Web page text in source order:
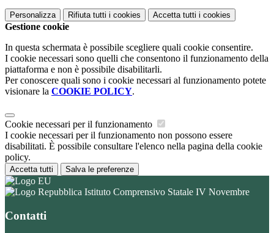
Personalizza Rifiuta tutti i cookies Accetta tutti i cookies
Gestione cookie
In questa schermata è possibile scegliere quali cookie consentire.
I cookie necessari sono quelli che consentono il funzionamento della
piattaforma e non è possibile disabilitarli.
Per conoscere quali sono i cookie necessari al funzionamento potete
visionare la COOKIE POLICY.
Cookie necessari per il funzionamento
I cookie necessari per il funzionamento non possono essere
disabilitati. È possibile consultare l'elenco nella pagina della cookie
policy.
Accetta tutti Salva le preferenze
Istituto Comprensivo Statale IV Novembre
Contatti